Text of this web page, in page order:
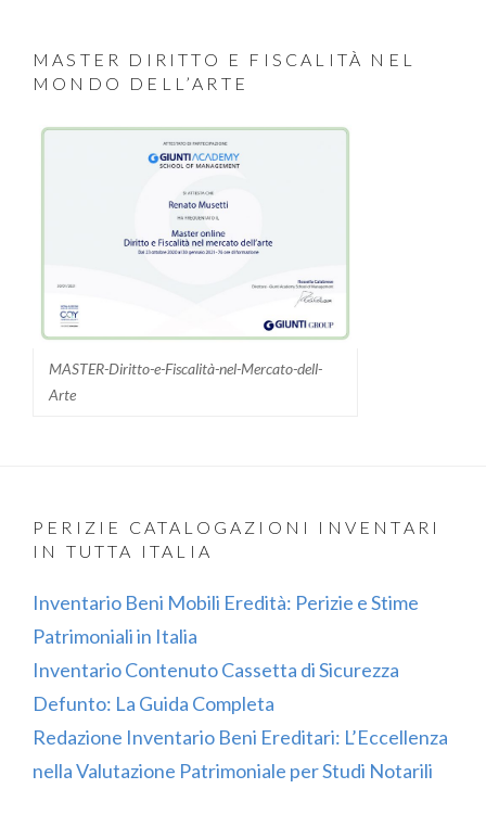
MASTER DIRITTO E FISCALITÀ NEL
MONDO DELL’ARTE
MASTER-Diritto-e-Fiscalità-nel-Mercato-dell-
Arte
PERIZIE CATALOGAZIONI INVENTARI
IN TUTTA ITALIA
Inventario Beni Mobili Eredità: Perizie e Stime
Patrimoniali in Italia
Inventario Contenuto Cassetta di Sicurezza
Defunto: La Guida Completa
Redazione Inventario Beni Ereditari: L’Eccellenza
nella Valutazione Patrimoniale per Studi Notarili